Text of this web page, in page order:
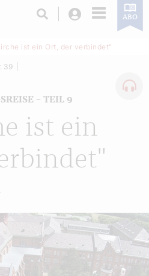
Login ABO
ist ein Ort, der verbindet"
ist ein
– TEIL 9
39